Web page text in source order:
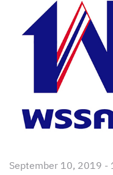
September 10, 2019 -